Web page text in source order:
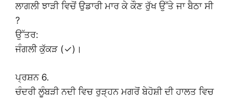
ਲਾਗਲੀ ਝਾੜੀ ਵਿਚੋਂ ਉਡਾਰੀ ਮਾਰ ਕੇ ਕੌਣ ਰੁੱਖ ਉੱਤੇ ਜਾ ਬੈਠਾ ਸੀ
?
ਉੱਤਰ:
ਜੰਗਲੀ ਕੁੱਕੜ (✓)।
ਪ੍ਰਸ਼ਨ 6.
ਚੰਦਰੀ ਲੂੰਬੜੀ ਨਦੀ ਵਿਚ ਰੁੜ੍ਹਨ ਮਗਰੋਂ ਬੇਹੋਸ਼ੀ ਦੀ ਹਾਲਤ ਵਿਚ